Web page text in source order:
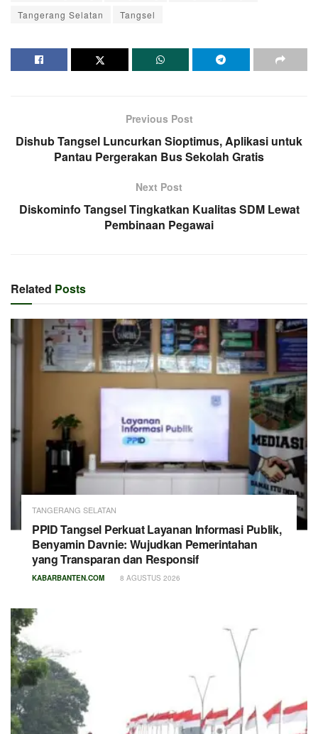
Tangerang Selatan
Tangsel
Previous Post
Dishub Tangsel Luncurkan Sioptimus, Aplikasi untuk
Pantau Pergerakan Bus Sekolah Gratis
Next Post
Diskominfo Tangsel Tingkatkan Kualitas SDM Lewat
Pembinaan Pegawai
Related Posts
TANGERANG SELATAN
PPID Tangsel Perkuat Layanan Informasi Publik,
Benyamin Davnie: Wujudkan Pemerintahan
yang Transparan dan Responsif
KABARBANTEN.COM 8 AGUSTUS 2026